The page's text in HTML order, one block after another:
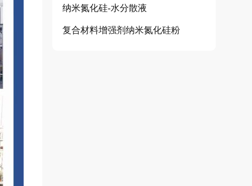
纳米氮化硅-水分散液
复合材料增强剂纳米氮化硅粉